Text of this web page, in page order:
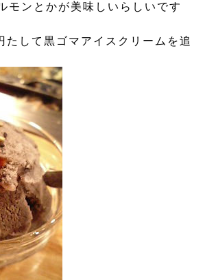
モンとかが美味しいらしいです
たして黒ゴマアイスクリームを追